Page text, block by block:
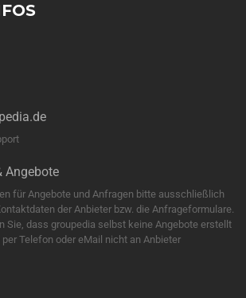
Angebote
für Angebote und Anfragen bitte ausschließlich
der Anbieter bzw. die Anfrageformulare.
Sie, dass groupedia selbst keine Angebote erstellt
Telefon oder eMail nicht an Anbieter